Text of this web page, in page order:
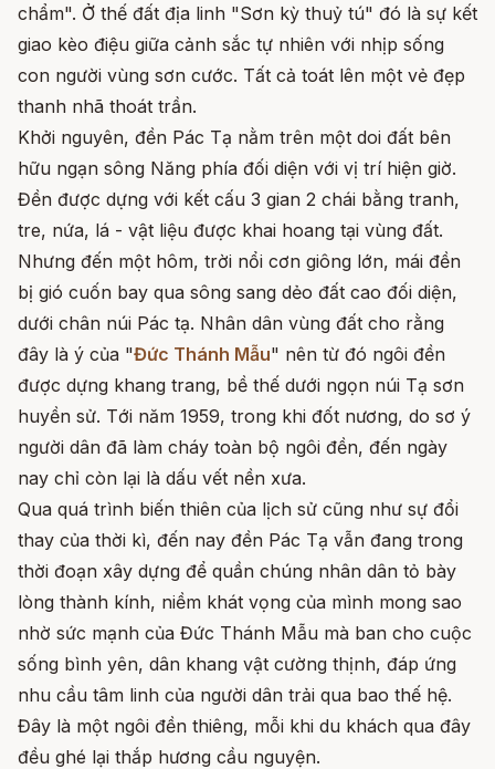
chẩm". Ở thế đất địa linh "Sơn kỳ thuỷ tú" đó là sự kết
giao kèo điệu giữa cảnh sắc tự nhiên với nhịp sống
con người vùng sơn cước. Tất cả toát lên một vẻ đẹp
thanh nhã thoát trần.
Khởi nguyên, đền Pác Tạ nằm trên một doi đất bên
hữu ngạn sông Năng phía đối diện với vị trí hiện giờ.
Đền được dựng với kết cấu 3 gian 2 chái bằng tranh,
tre, nứa, lá - vật liệu được khai hoang tại vùng đất.
Nhưng đến một hôm, trời nổi cơn giông lớn, mái đền
bị gió cuốn bay qua sông sang dẻo đất cao đối diện,
dưới chân núi Pác tạ. Nhân dân vùng đất cho rằng
đây là ý của "Đức Thánh Mẫu" nên từ đó ngôi đền
được dựng khang trang, bề thế dưới ngọn núi Tạ sơn
huyền sử. Tới năm 1959, trong khi đốt nương, do sơ ý
người dân đã làm cháy toàn bộ ngôi đền, đến ngày
nay chỉ còn lại là dấu vết nền xưa.
Qua quá trình biến thiên của lịch sử cũng như sự đổi
thay của thời kì, đến nay đền Pác Tạ vẫn đang trong
thời đoạn xây dựng để quần chúng nhân dân tỏ bày
lòng thành kính, niềm khát vọng của mình mong sao
nhờ sức mạnh của Đức Thánh Mẫu mà ban cho cuộc
sống bình yên, dân khang vật cường thịnh, đáp ứng
nhu cầu tâm linh của người dân trải qua bao thế hệ.
Đây là một ngôi đền thiêng, mỗi khi du khách qua đây
đều ghé lại thắp hương cầu nguyện.